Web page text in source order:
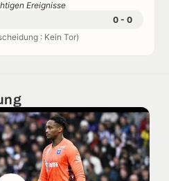
Ereignisse
0 - 0
: Kein Tor)